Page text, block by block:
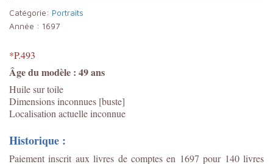
Catégorie: Portraits
Année : 1697
*P.493
Âge du modèle : 49 ans
Huile sur toile
Dimensions inconnues [buste]
Localisation actuelle inconnue
Historique :
Paiement inscrit aux livres de comptes en 1697 pour 140 livres